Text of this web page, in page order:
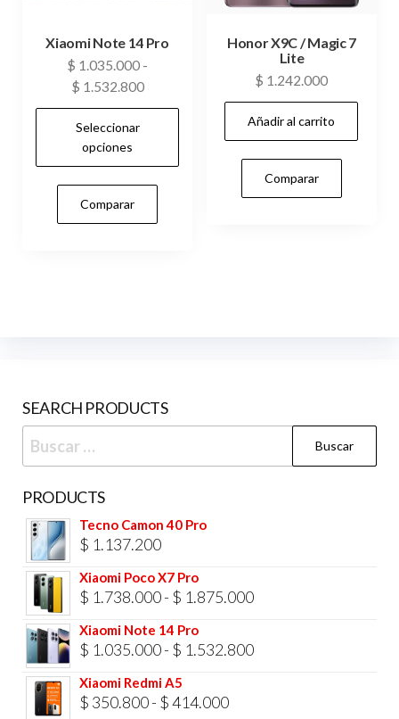
la
página
producto
Xiaomi Note 14 Pro
$ 1.035.000 -
$ 1.532.800Rango
de
$ 1.035.000
Seleccionar
opciones
Este
producto
elegir
en
la
página
de
producto
Comparar
Honor X9C / Magic 7
Lite
$ 1.242.000
Añadir al carrito
Comparar
SEARCH PRODUCTS
Buscar:
PRODUCTS
Tecno Camon 40 Pro
$ 1.137.200
Xiaomi Poco X7 Pro
$ 1.738.000- $ 1.875.000Rango
precios:
Xiaomi Note 14 Pro
$ 1.035.000- $ 1.532.800Rango
Xiaomi Redmi A5
$ 350.800- $414.000Rango